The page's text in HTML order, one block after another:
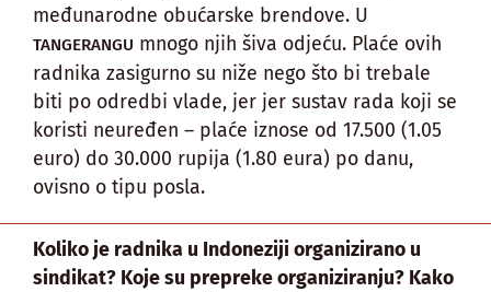
međunarodne obućarske brendove. U
TANGERANGU mnogo njih šiva odjeću. Plaće ovih
radnika zasigurno su niže nego što bi trebale
biti po odredbi vlade, jer jer sustav rada koji se
koristi neuređen – plaće iznose od 17.500 (1.05
euro) do 30.000 rupija (1.80 eura) po danu,
ovisno o tipu posla.
Koliko je radnika u Indoneziji organizirano u
sindikat? Koje su prepreke organiziranju? Kako